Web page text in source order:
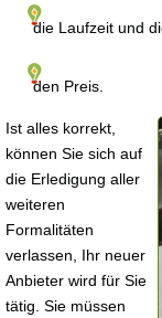
die Laufzeit und
den Preis.
Ist alles korrekt,
können Sie sich auf
die Erledigung aller
weiteren
Formalitäten
verlassen, Ihr neuer
Anbieter wird für Sie
tätig. Sie müssen